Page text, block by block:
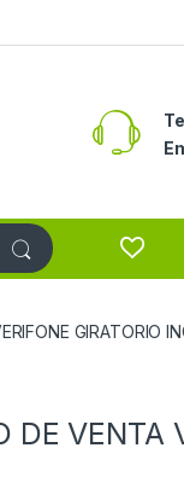
GIRATORIO
DE VENTA